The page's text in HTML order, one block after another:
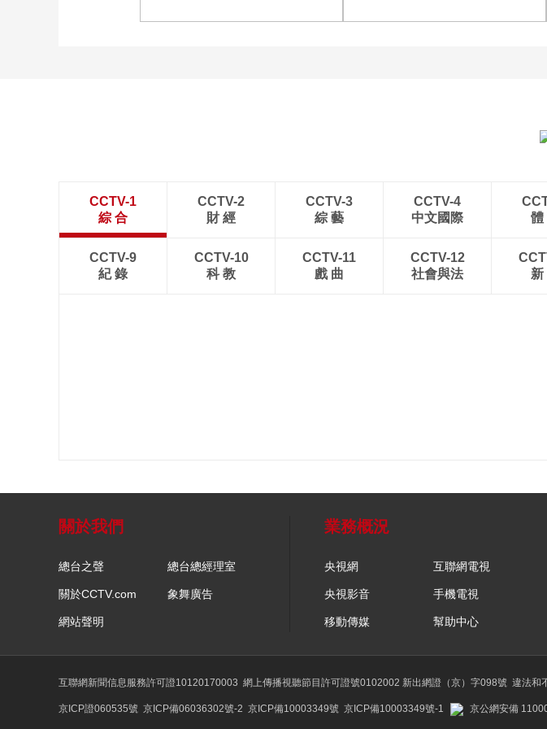
CCTV-1
綜 合
CCTV-2
財 經
CCTV-3
綜 藝
CCTV-4
中文國際
體
CCTV-9
紀 錄
CCTV-10
科 教
CCTV-11
戲 曲
CCTV-12
社會與法
新
關於我們
總台之聲 總台總經理室
關於CCTV.com 象舞廣告
網站聲明
業務概況
央視網 互聯網電視
央視影音 手機電視
移動傳媒 幫助中心
互聯網新聞信息服務許可證10120170003 網上傳播視聽節目許可證號0102002 新出網證（京）字098號 違法和
京ICP證060535號 京ICP備06036302號-2 京ICP備10003349號 京ICP備10003349號-1 京公網安備